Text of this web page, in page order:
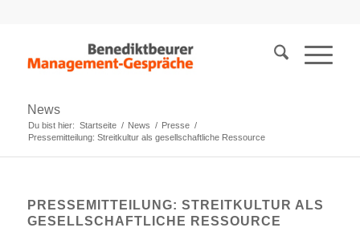
News
Du bist hier: Startseite / News / Presse /
Pressemitteilung: Streitkultur als gesellschaftliche Ressource
PRESSEMITTEILUNG: STREITKULTUR ALS
GESELLSCHAFTLICHE RESSOURCE